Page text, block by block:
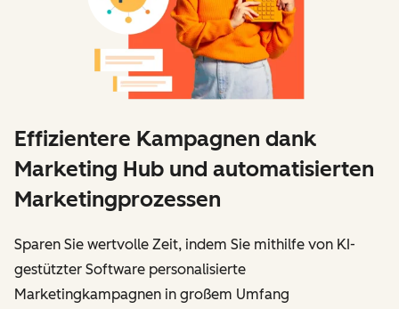
Effizientere Kampagnen dank
Marketing Hub und automatisierten
Marketingprozessen
Sparen Sie wertvolle Zeit, indem Sie mithilfe von KI-
gestützter Software personalisierte
Marketingkampagnen in großem Umfang